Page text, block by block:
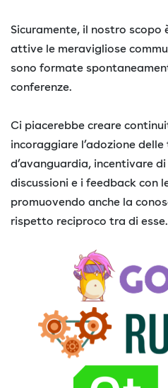
Sicuramente, il nostro scopo
attive le meravigliose
sono formate
conferenze.
Ci piacerebbe creare
incoraggiare l’adozione
d’avanguardia, incentivare
discussioni e i feedback con
promuovendo anche la
rispetto reciproco tra di esse.